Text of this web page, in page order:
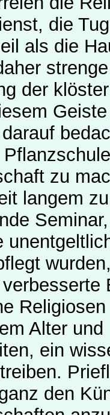
die
als die
der
zu
langem
Alter und
ein
den